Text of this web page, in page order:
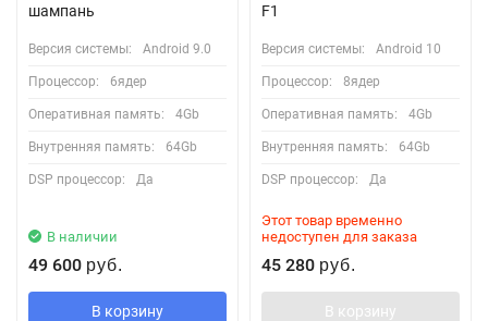
шампань
Версия системы: Android 9.0
Процессор: 6ядер
Оперативная память: 4Gb
Внутренняя память: 64Gb
DSP процессор: Да
В наличии
49 600 руб.
В корзину
F1
Версия системы: Android 10
Процессор: 8ядер
Оперативная память: 4Gb
Внутренняя память: 64Gb
DSP процессор: Да
Этот товар временно
недоступен для заказа
45 280 руб.
В корзину